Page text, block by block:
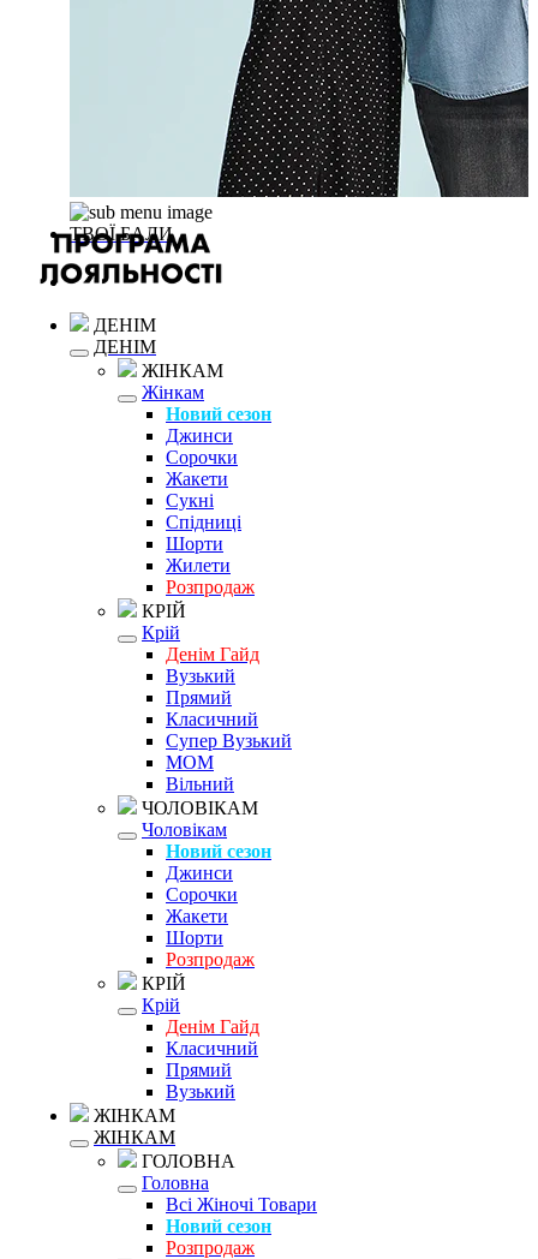
ТВОЇ БАЛИ
ДЕНІМ
ДЕНІМ
ЖІНКАМ
Жінкам
Новий сезон
Джинси
Сорочки
Жакети
Сукні
Спідниці
Шорти
Жилети
Розпродаж
КРІЙ
Крій
Денім Гайд
Вузький
Прямий
Класичний
Супер Вузький
MOM
Вільний
ЧОЛОВІКАМ
Чоловікам
Новий сезон
Джинси
Сорочки
Жакети
Шорти
Розпродаж
КРІЙ
Крій
Денім Гайд
Класичний
Прямий
Вузький
ЖІНКАМ
ЖІНКАМ
ГОЛОВНА
Головна
Всі Жіночі Товари
Новий сезон
Розпродаж